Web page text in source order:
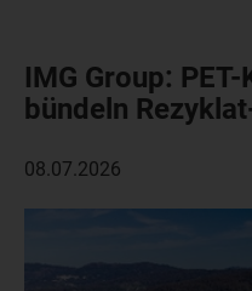
IMG Group:
bündeln
08.07.2026